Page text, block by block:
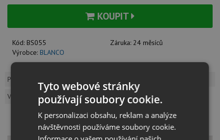
KOUPIT
Kód: BS055 Záruka: 24 měsíců
Výrobce: BLANCO
Popis produktu
Vzorník barev
Tyto webové stránky
používají soubory cookie.
K personalizaci obsahu, reklam a analýze
návštěvnosti používáme soubory cookie.